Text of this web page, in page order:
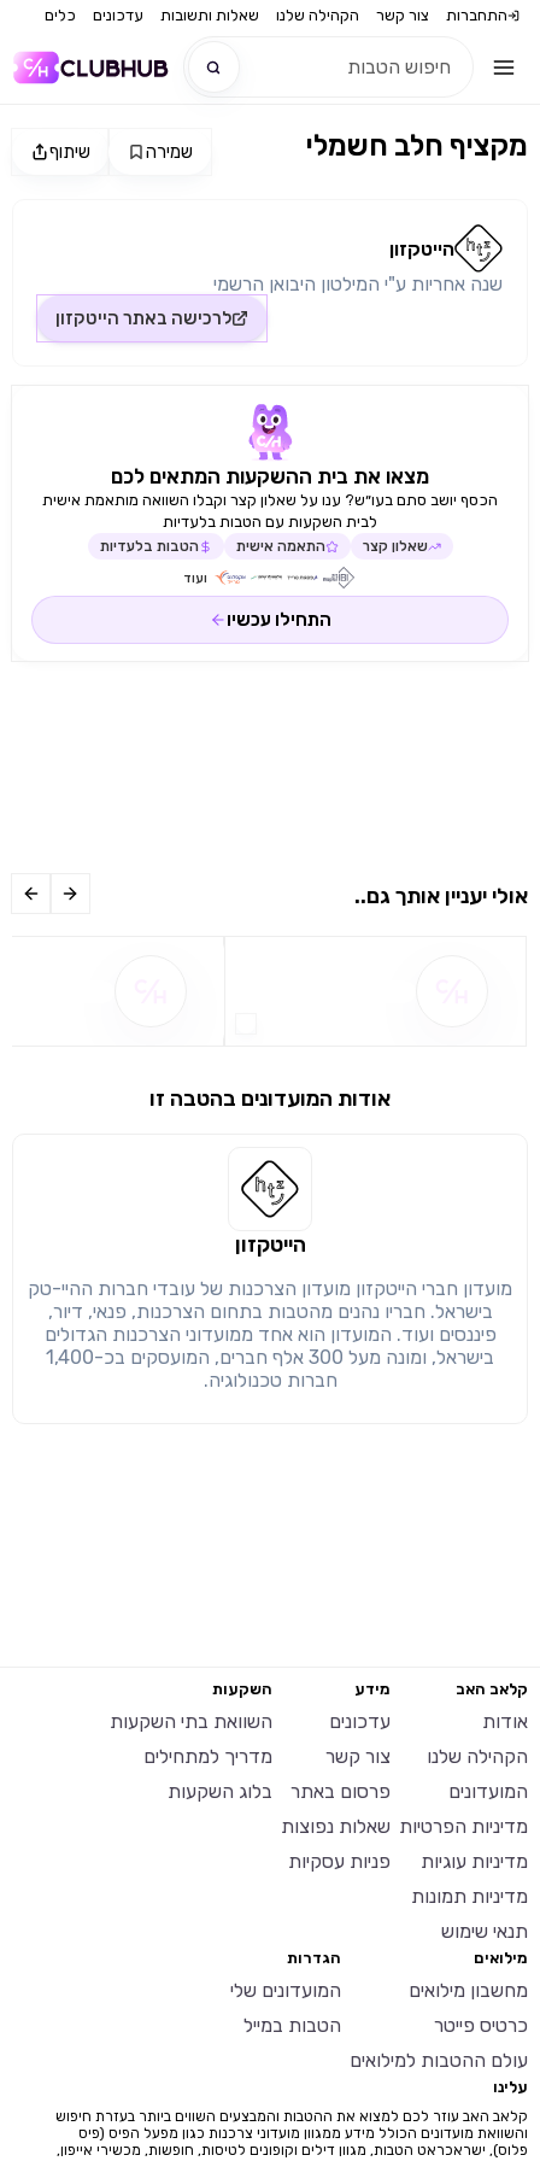
התחברות צור קשר הקהילה שלנו שאלות ותשובות עדכונים כלים
הבנתי, המשך לאתר
שיתוף שמירה מקציף חלב חשמלי
הייטקזון
שנה אחריות ע"י המילטון היבואן הרשמי
לרכישה באתר הייטקזון
מצאו את בית ההשקעות המתאים לכם
הכסף יושב סתם בעו״ש? ענו על שאלון קצר וקבלו השוואה מותאמת אישית
לבית השקעות עם הטבות בלעדיות
שאלון קצר התאמה אישית הטבות בלעדיות
ועוד
התחילו עכשיו
אולי יעניין אותך גם..
אודות המועדונים בהטבה זו
הייטקזון
מועדון חברי הייטקזון מועדון הצרכנות של עובדי חברות ההיי-טק
בישראל. חבריו נהנים מהטבות בתחום הצרכנות, פנאי, דיור,
פיננסים ועוד. המועדון הוא אחד ממועדוני הצרכנות הגדולים
בישראל, ומונה מעל 300 אלף חברים, המועסקים בכ-1,400
חברות טכנולוגיה.
קלאב האב
אודות
הקהילה שלנו
המועדונים
מדיניות הפרטיות
מדיניות עוגיות
מדיניות תמונות
תנאי שימוש
מידע
עדכונים
צור קשר
פרסום באתר
שאלות נפוצות
פניות עסקיות
השקעות
השוואת בתי השקעות
מדריך למתחילים
בלוג השקעות
מילואים
מחשבון מילואים
כרטיס פייטר
עולם ההטבות למילואים
הגדרות
המועדונים שלי
הטבות במייל
עלינו
קלאב האב עוזר לכם למצוא את ההטבות והמבצעים השווים ביותר בעזרת חיפוש
והשוואת מועדונים הכולל מידע ממגוון מועדוני צרכנות כגון מפעל הפיס (פיס
פלוס), ישראכראט הטבות, מגוון דילים וקופונים לטיסות, חופשות, מכשירי אייפון,